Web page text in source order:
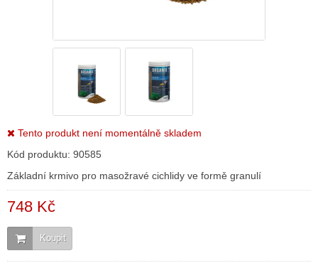
Tento produkt není momentálně skladem
Kód produktu: 90585
Základní krmivo pro masožravé cichlidy ve formě granulí
748 Kč
Koupit